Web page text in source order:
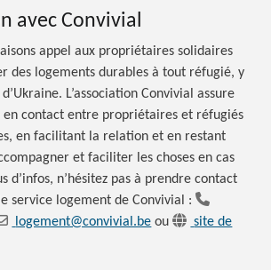
avec Convivial
appel aux propriétaires solidaires
des logements durables à tout réfugié, y
L’association Convivial assure
en contact entre propriétaires et réfugiés
en facilitant la relation et en restant
et faciliter les choses en cas
d’infos, n’hésitez pas à prendre contact
service logement de Convivial :
logement@convivial.be ou
site de